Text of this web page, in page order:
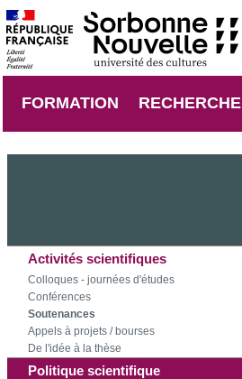
FORMATION RECHERCHE
Activités scientifiques
Colloques - journées d'études
Conférences
Soutenances
Appels à projets / bourses
De l'idée à la thèse
Politique scientifique